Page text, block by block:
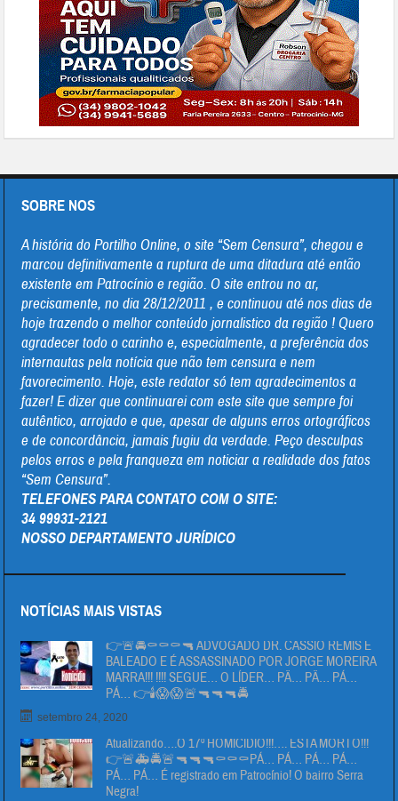
SOBRE NOS
A história do Portilho Online, o site “Sem Censura”, chegou e
marcou definitivamente a ruptura de uma ditadura até então
existente em Patrocínio e região. O site entrou no ar,
precisamente, no dia 28/12/2011 , e continuou até nos dias de
hoje trazendo o melhor conteúdo jornalistico da região ! Quero
agradecer todo o carinho e, especialmente, a preferência dos
internautas pela notícia que não tem censura e nem
favorecimento. Hoje, este redator só tem agradecimentos a
fazer! E dizer que continuarei com este site que sempre foi
autêntico, arrojado e que, apesar de alguns erros ortográficos
e de concordância, jamais fugiu da verdade. Peço desculpas
pelos erros e pela franqueza em noticiar a realidade dos fatos
“Sem Censura”.
TELEFONES PARA CONTATO COM O SITE:
34 99931-2121
NOSSO DEPARTAMENTO JURÍDICO
NOTÍCIAS MAIS VISTAS
👉🚨🚔⚰⚰⚰🔫 ADVOGADO DR. CÁSSIO REMIS É
BALEADO E É ASSASSINADO POR JORGE MOREIRA
MARRA!!! !!!! SEGUE… O LÍDER… PÄ… PÄ… PÁ…
PÁ… 👉🕯😱😱🚨🔫🔫🔫🚔
setembro 24, 2020
Atualizando….O 17º HOMICIDIO!!!…. ESTA MORTO!!!
👉🚨🚑🚔🚨🔫🔫🔫⚰⚰⚰PÁ… PÁ… PÁ… PÁ…
PÁ… PÁ… É registrado em Patrocínio! O bairro Serra
Negra!